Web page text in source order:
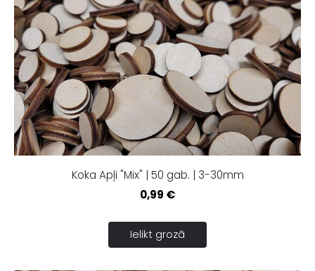
Koka Apļi "Mix" | 50 gab. | 3-30mm
0,99 €
Ielikt grozā